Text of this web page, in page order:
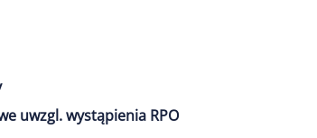
uwzgl. wystąpienia RPO